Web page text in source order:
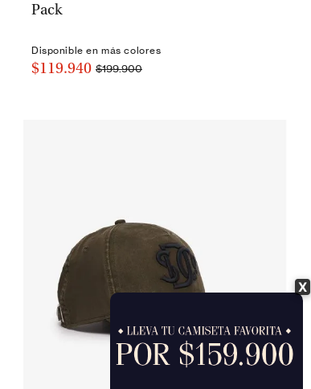
X
Pack
Disponible en más colores
$119.940 $199.900